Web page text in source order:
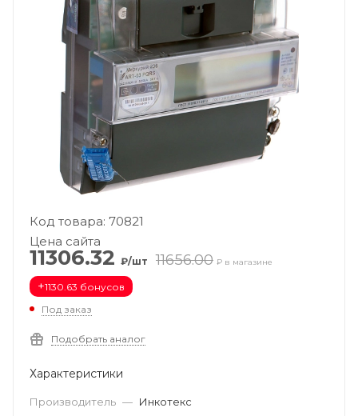
Код товара: 70821
Цена сайта
11306.32 ₽/шт 11656.00 ₽ в магазине
+1130.63 бонусов
Под заказ
Подобрать аналог
Характеристики
Производитель — Инкотекс